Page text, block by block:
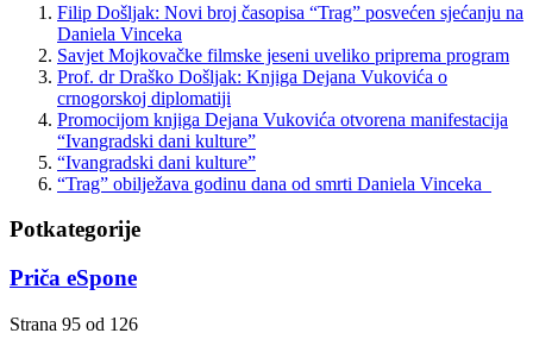
Filip Došljak: Novi broj časopisa “Trag” posvećen sjećanju na
Daniela Vinceka
Savjet Mojkovačke filmske jeseni uveliko priprema program
Prof. dr Draško Došljak: Knjiga Dejana Vukovića o
crnogorskoj diplomatiji
Promocijom knjiga Dejana Vukovića otvorena manifestacija
“Ivangradski dani kulture”
“Ivangradski dani kulture”
“Trag” obilježava godinu dana od smrti Daniela Vinceka
Potkategorije
Priča eSpone
Strana 95 od 126